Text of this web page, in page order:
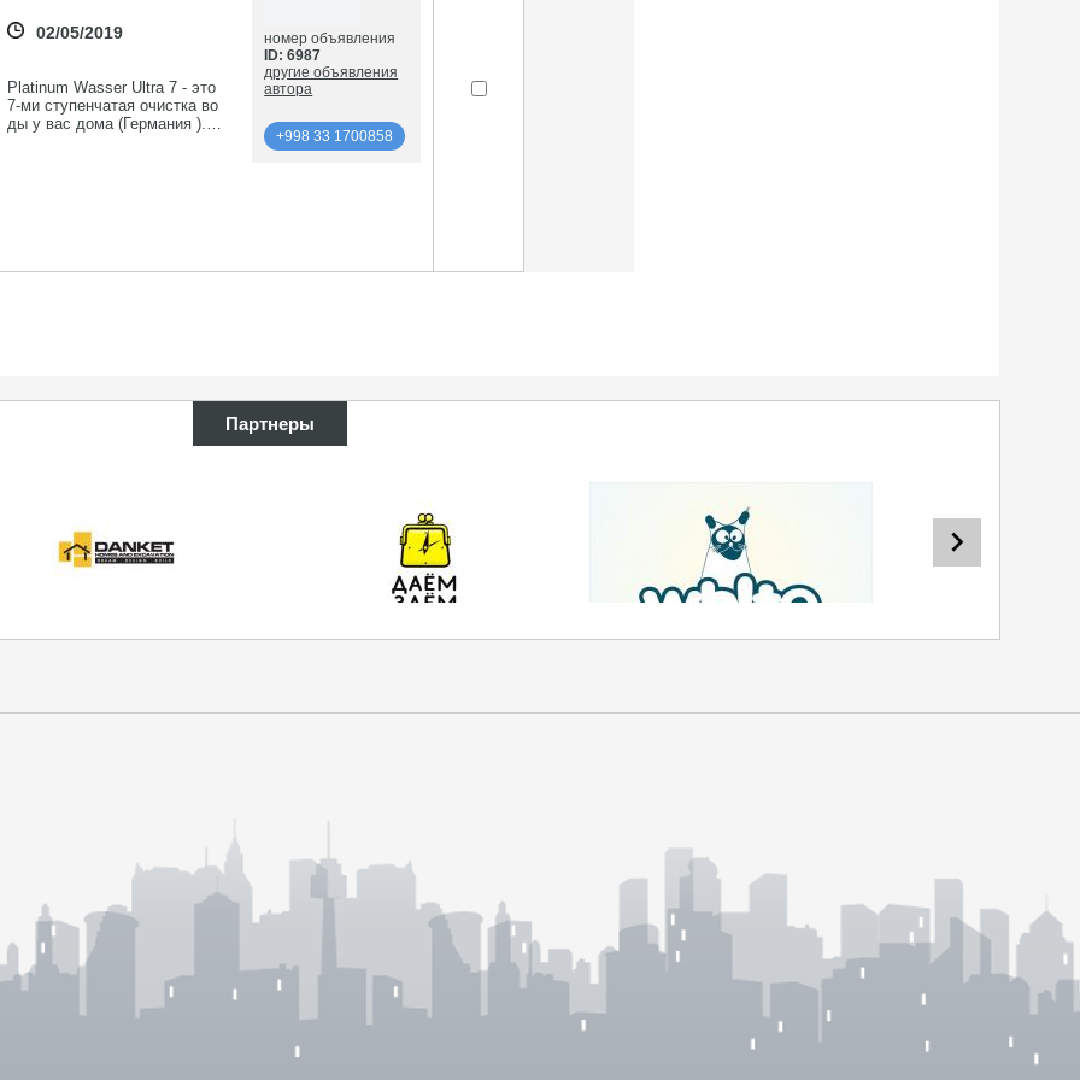
02/05/2019
Platinum Wasser Ultra 7 - это
7-ми ступенчатая очистка во
ды у вас дома (Германия ). Т
номер объявления
ID: 6987
другие объявления
автора
+998 33 1700858
Партнеры